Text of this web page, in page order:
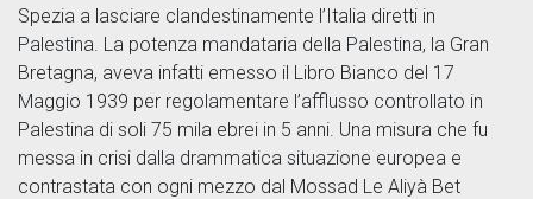
Spezia a lasciare clandestinamente l’Italia diretti in
Palestina. La potenza mandataria della Palestina, la Gran
Bretagna, aveva infatti emesso il Libro Bianco del 17
Maggio 1939 per regolamentare l’afflusso controllato in
Palestina di soli 75 mila ebrei in 5 anni. Una misura che fu
messa in crisi dalla drammatica situazione europea e
contrastata con ogni mezzo dal Mossad Le Aliyà Bet